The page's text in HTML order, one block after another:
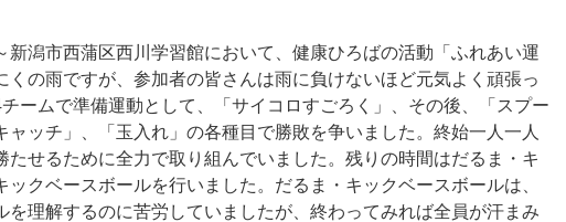
新潟市西蒲区西川学習館において、健康ひろばの活動「ふれあい運
の雨ですが、参加者の皆さんは雨に負けないほど元気よく頑張っ
ームで準備運動として、「サイコロすごろく」、その後、「スプー
ャッチ」、「玉入れ」の各種目で勝敗を争いました。終始一人一人
たせるために全力で取り組んでいました。残りの時間はだるま・キ
クベースボールを行いました。だるま・キックベースボールは、
を理解するのに苦労していましたが、終わってみれば全員が汗まみ